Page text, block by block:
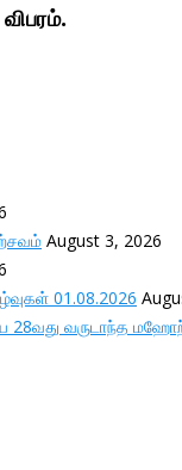
August 3, 2026
01.08.2026
28வது வருடாந்த